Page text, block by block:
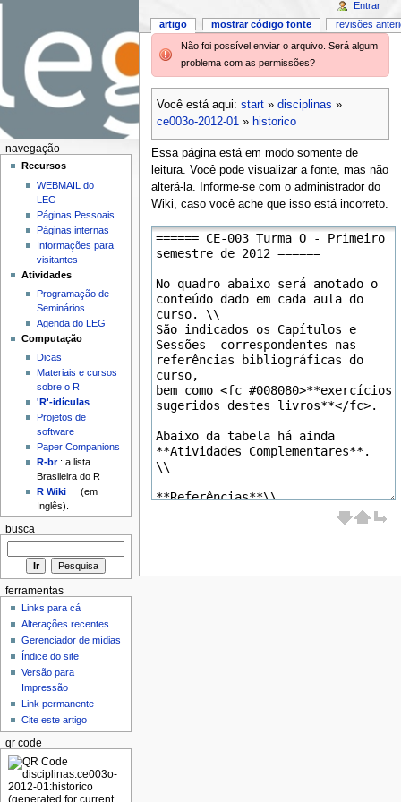
Não foi possível enviar o arquivo. Será algum
problema com as permissões?
Você está aqui: start» disciplinas »
ce003o-2012-01» historico
Essa página está em modo somente de
leitura. Você pode visualizar a fonte, mas não
alterá-la. Informe-se com o administrador do
Wiki, caso você ache que isso está incorreto.
artigo mostrar código fonte revisões
Entrar
navegação
Recursos
WEBMAIL do
LEG
Páginas Pessoais
Páginas internas
Informações para
visitantes
Atividades
Programação de
Seminários
Agenda do LEG
Computação
Dicas
Materiais e cursos
sobre o R
'R'-idículas
Projetos de
software
Paper Companions
R-br: a lista
Brasileira do R
R Wiki
(em
Inglês).
busca
ferramentas
Links para cá
Alterações recentes
Gerenciador de mídias
Índice do site
Versão para
Impressão
Link permanente
Cite este artigo
qr code